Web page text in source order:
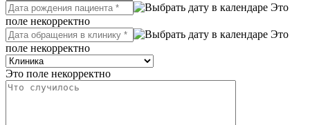
Это
поле некорректно
Это
поле некорректно
Это поле некорректно